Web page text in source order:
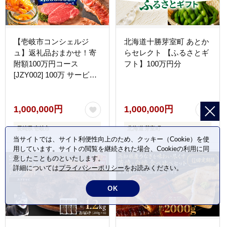
【壱岐市コンシェルジ
ュ】返礼品おまかせ！寄
附額100万円コース
[JZY002] 100万 サービス
1,000,000円
長崎県 壱岐市
北海道十勝芽室町 あとか
らセレクト 【ふるさとギ
フト】100万円分
1,000,000円
北海道 芽室町
当サイトでは、サイト利便性向上のため、クッキー（Cookie）を使
用しています。サイトの閲覧を継続された場合、Cookieの利用に同
意したことものといたします。
詳細についてはプライバシーポリシーをお読みください。
OK